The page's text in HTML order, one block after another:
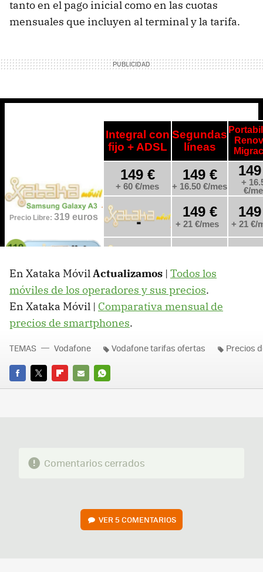
tanto en el pago inicial como en las cuotas
mensuales que incluyen al terminal y la tarifa.
En Xataka MóvilActualizamos | Todos los
móviles de los operadores y sus precios.
En Xataka Móvil | Comparativa mensual de
precios de smartphones.
FACEBOOK
TWITTERFLIPBOARD
E-
WHATSAPP
TEMAS Vodafone Vodafone tarifas ofertas Precios
Comentarios cerrados
VER 5 COMENTARIOS